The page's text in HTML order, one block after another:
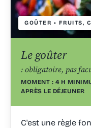
GOÛTER • FRUITS,
Le goûter
: obligatoire, pas
MOMENT : 4 H
APRÈS LE DÉJEUNER
C'est une règle